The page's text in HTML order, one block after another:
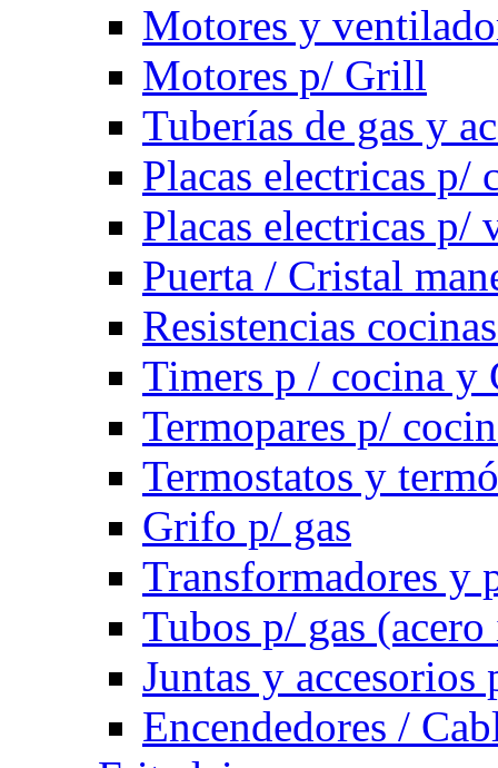
Motores y
Motores p/ Grill
Tuberías de gas y
Placas electricas p/
Placas electricas p/
Puerta / Cristal
Resistencias
Timers p / cocina y
Termopares p/
Termostatos y
Grifo p/ gas
Transformadores y
Tubos p/ gas
Juntas y accesorios
Encendedores /